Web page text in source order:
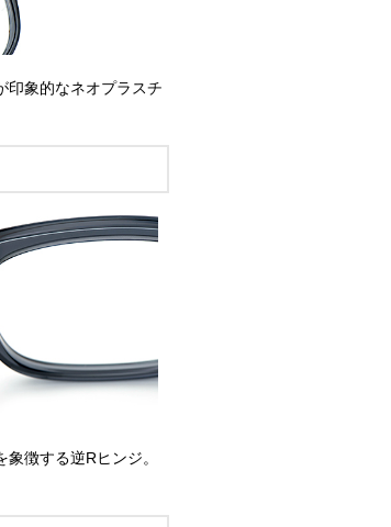
印象的なネオプラスチ
徴する逆Rヒンジ。